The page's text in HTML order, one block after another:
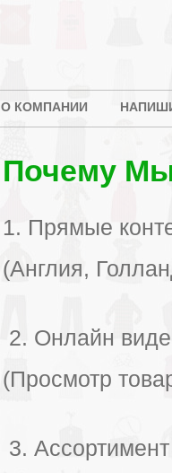
О КОМПАНИИ
Почему
1. Прямые
(Англия,
2. Онлайн
(Просмотр
3.